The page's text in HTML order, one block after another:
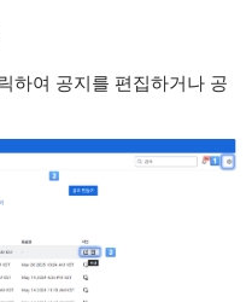
하여 공지를 편집하거나 공